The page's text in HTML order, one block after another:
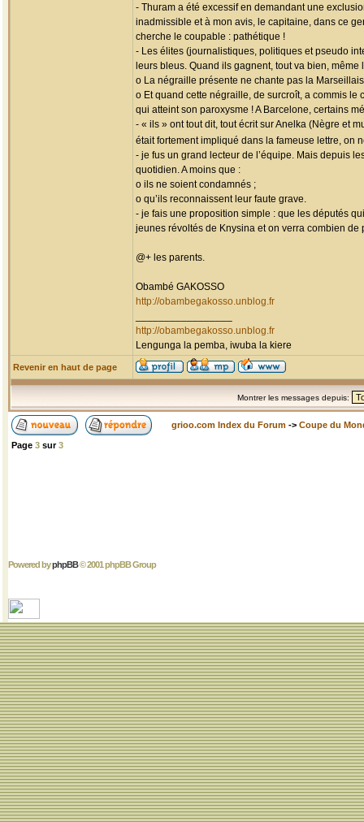
- Thuram a été excessif en demandant une
inadmissible et à mon avis, le capitaine, dans ce
cherche le coupable : pathétique !
- Les élites (journalistiques, politiques et pseudo
leurs bleus. Quand ils gagnent, tout va bien,
o La négraille présente ne chante pas la
o Et quand cette négraille, de surcroît, a commis le
qui atteint son paroxysme ! A Barcelone, certains
- « ils » ont tout dit, tout écrit sur Anelka (Nègre et
était fortement impliqué dans la fameuse lettre,
- je fus un grand lecteur de l’équipe. Mais depuis
quotidien. A moins que :
o ils ne soient condamnés ;
o qu’ils reconnaissent leur faute grave.
- je fais une proposition simple : que les députés
jeunes révoltés de Knysina et on verra combien
@+ les parents.
Obambé GAKOSSO
http://obambegakosso.unblog.fr
http://obambegakosso.unblog.fr
Lengunga la pemba, iwuba la kiere
Revenir en haut de page
Montrer les messages depuis:
grioo.com Index du Forum -> Coupe du
Page 3 sur3
Powered byphpBB© 2001 phpBB Group